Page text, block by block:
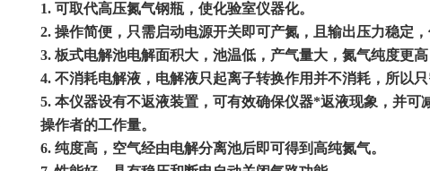
1. 可取代高压氮气钢瓶，使化验室仪器化。
2. 操作简便，只需启动电源开关即可产氮，且输出压力稳定
3. 板式电解池电解面积大，池温低，产气量大，氮气纯度更高
4. 不消耗电解液，电解液只起离子转换作用并不消耗，所以
5. 本仪器设有不返液装置，可有效确保仪器*返液现象，并可
操作者的工作量。
6. 纯度高，空气经由电解分离池后即可得到高纯氮气。